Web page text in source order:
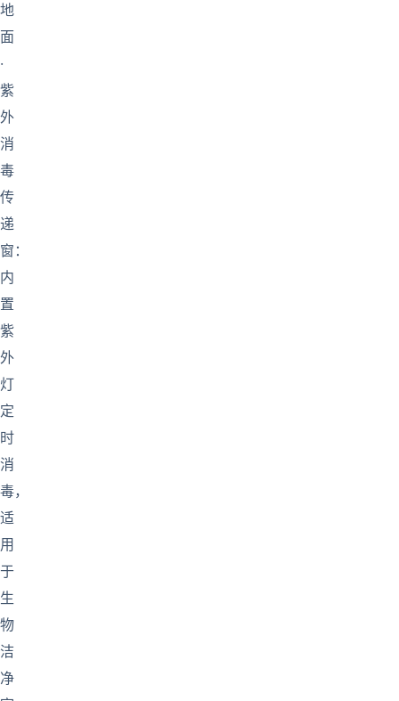
地
面
·
紫
外
消
毒
传
递
窗：
内
置
紫
外
灯
定
时
消
毒，
适
用
于
生
物
洁
净